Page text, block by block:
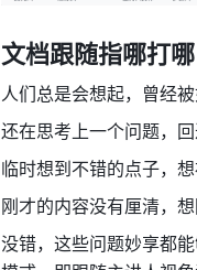
文档跟随指哪打
人们总是会想起，曾经
还在思考上一个问题，
临时想到不错的点子，
刚才的内容没有厘清，
没错，这些问题妙享都